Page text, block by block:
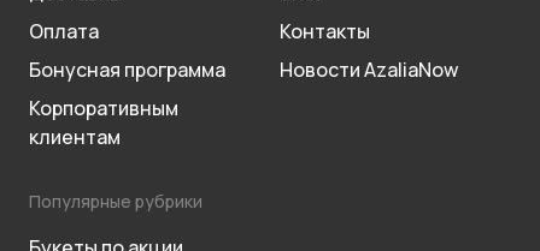
Оплата
Бонусная программа
Корпоративным
клиентам
Контакты
Новости AzaliaNow
Популярные рубрики